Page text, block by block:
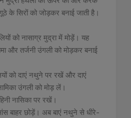
के सिरों को जोड़कर बनाई जाती है।
को नासाग्र मुद्रा में मोड़ें। यह
और तर्जनी उंगली को मोड़कर बनाई
को दाएं नथुने पर रखें और दाएं
उंगली को मोड़ लें।
नासिका पर रखें।
बाहर छोड़ें। अब बाएं नथुने से धीरे-